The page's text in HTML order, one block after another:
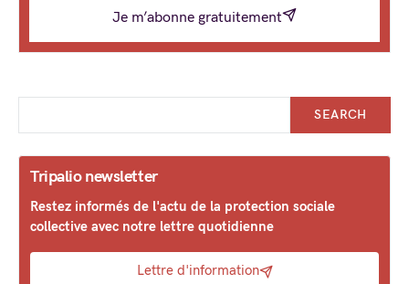
Je m’abonne gratuitement
SEARCH
Tripalio newsletter
Restez informés de l'actu de la protection sociale
collective avec notre lettre quotidienne
Lettre d'information